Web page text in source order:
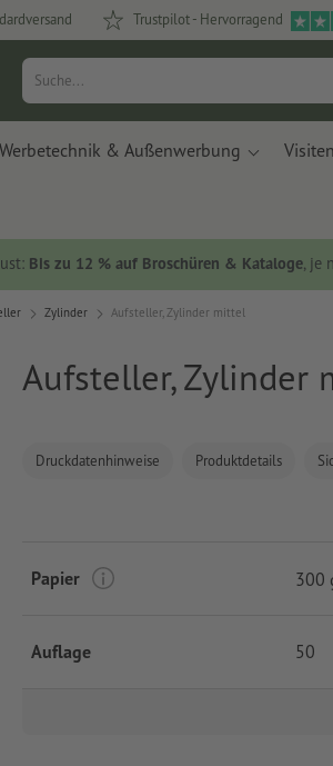
Trustpilot - Hervorragend
Werbetechnik & Außenwerbung
Bis zu 12 % auf Broschüren & Kataloge, je
Zylinder Aufsteller, Zylinder mittel
Aufsteller, Zylinder
Druckdatenhinweise Produktdetails
Papier 300
Auflage 50